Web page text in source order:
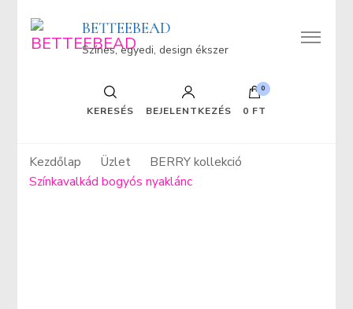
BETTEEBEAD
Színes, egyedi, design ékszer
KERESÉS BEJELENTKEZÉS
0
0 FT
Kezdőlap Üzlet
BERRY kollekció
Színkavalkád bogyós nyaklánc